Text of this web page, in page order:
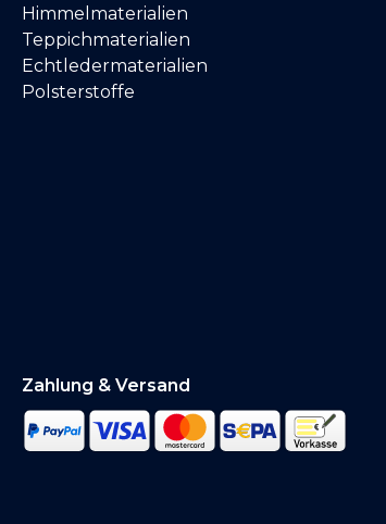
Himmelmaterialien
Teppichmaterialien
Echtledermaterialien
Polsterstoffe
Zahlung & Versand